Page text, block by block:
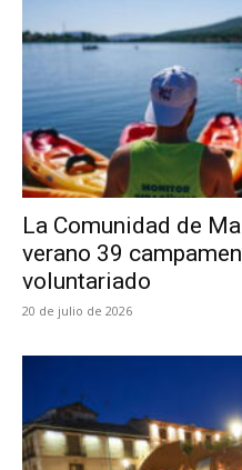
La Comunidad de
verano 39
voluntariado
20 de julio de 2026